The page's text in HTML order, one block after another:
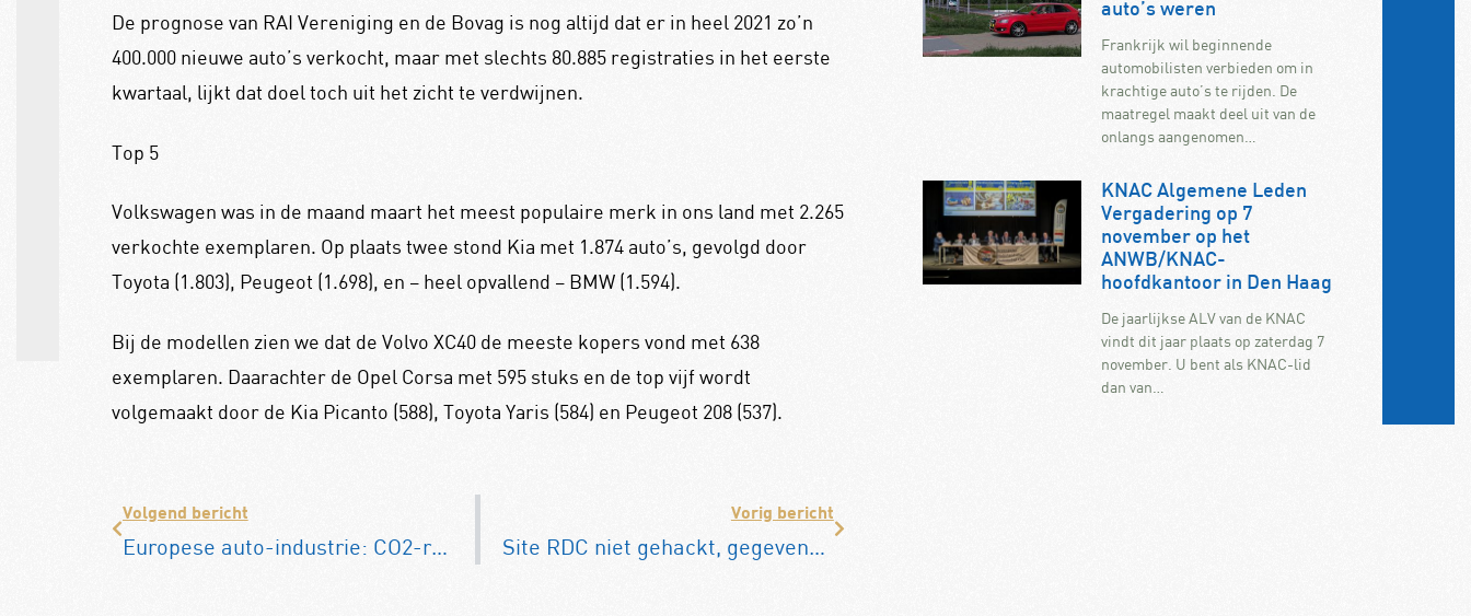
De prognose van RAI Vereniging en de Bovag is nog altijd dat er in heel 2021 zo’n
400.000 nieuwe auto’s verkocht, maar met slechts 80.885 registraties in het eerste
kwartaal, lijkt dat doel toch uit het zicht te verdwijnen.
Top 5
Volkswagen was in de maand maart het meest populaire merk in ons land met 2.265
verkochte exemplaren. Op plaats twee stond Kia met 1.874 auto’s, gevolgd door
Toyota (1.803), Peugeot (1.698), en – heel opvallend – BMW (1.594).
Bij de modellen zien we dat de Volvo XC40 de meeste kopers vond met 638
exemplaren. Daarachter de Opel Corsa met 595 stuks en de top vijf wordt
volgemaakt door de Kia Picanto (588), Toyota Yaris (584) en Peugeot 208 (537).
Volgend bericht
Europese auto-industrie: CO2-reductie koppelen aan laadinfrastructuur
Vorig bericht
Site RDC niet gehackt, gegevens wel gestolen
auto’s weren
Frankrijk wil beginnende
automobilisten verbieden om in
krachtige auto’s te rijden. De
maatregel maakt deel uit van de
onlangs aangenomen…
KNAC Algemene Leden
Vergadering op 7
november op het
ANWB/KNAC-
hoofdkantoor in Den Haag
De jaarlijkse ALV van de KNAC
vindt dit jaar plaats op zaterdag 7
november. U bent als KNAC-lid
dan van…